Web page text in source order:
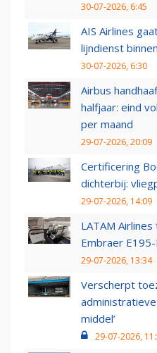
30-07-2026, 6:45
AIS Airlines
lijndienst
30-07-2026, 6:30
Airbus
halfjaar: eind
per maand
29-07-2026, 20:09
Certificering
dichterbij:
29-07-2026, 14:09
LATAM
Embraer E195-
29-07-2026, 13:34
Verscherpt
middel’
29-07-2026,